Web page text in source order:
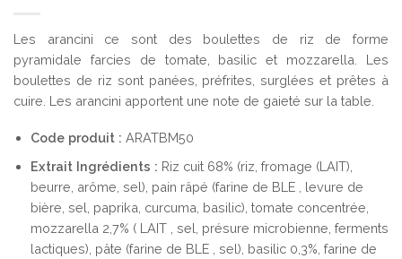
Les arancini ce sont des boulettes de riz de forme
pyramidale farcies de tomate, basilic et mozzarella. Les
boulettes de riz sont panées, préfrites, surglées et prêtes à
cuire. Les arancini apportent une note de gaieté sur la table.
Code produit : ARATBM50
Extrait Ingrédients : Riz cuit 68% (riz, fromage (LAIT),
beurre, arôme, sel), pain râpé (farine de BLE , levure de
bière, sel, paprika, curcuma, basilic), tomate concentrée,
mozzarella 2,7% ( LAIT , sel, présure microbienne, ferments
lactiques), pâte (farine de BLE , sel), basilic 0,3%, farine de